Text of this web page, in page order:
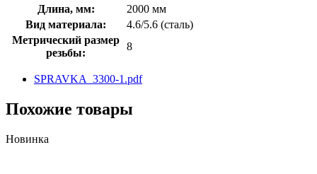
Длина, мм:
2000 мм
Вид материала:
4.6/5.6 (сталь)
Метрический размер
резьбы:
8
SPRAVKA_3300-1.pdf
Похожие товары
Новинка